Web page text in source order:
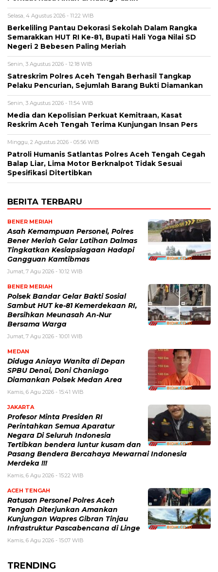
Selasa, 4 Agustus 2026 - 11:22 WIB
Berkeliling Pantau Dekorasi Sekolah Dalam Rangka
Semarakkan HUT RI Ke-81, Bupati Hali Yoga Nilai SD
Negeri 2 Bebesen Paling Meriah
Senin, 3 Agustus 2026 - 12:18 WIB
Satreskrim Polres Aceh Tengah Berhasil Tangkap
Pelaku Pencurian, Sejumlah Barang Bukti Diamankan
Senin, 3 Agustus 2026 - 11:54 WIB
Media dan Kepolisian Perkuat Kemitraan, Kasat
Reskrim Aceh Tengah Terima Kunjungan Insan Pers
Minggu, 2 Agustus 2026 - 05:56 WIB
Patroli Humanis Satlantas Polres Aceh Tengah Cegah
Balap Liar, Lima Motor Berknalpot Tidak Sesuai
Spesifikasi Ditertibkan
BERITA TERBARU
BENER MERIAH
Asah Kemampuan Personel, Polres
Bener Meriah Gelar Latihan Dalmas
Tingkatkan Kesiapsiagaan Hadapi
Gangguan Kamtibmas
Jumat, 7 Agu 2026 - 10:12 WIB
BENER MERIAH
Polsek Bandar Gelar Bakti Sosial
Sambut HUT ke-81 Kemerdekaan RI,
Bersihkan Meunasah An-Nur
Bersama Warga
Jumat, 7 Agu 2026 - 10:01 WIB
MEDAN
Diduga Aniaya Wanita di Depan
SPBU Denai, Doni Chaniago
Diamankan Polsek Medan Area
Kamis, 6 Agu 2026 - 15:41 WIB
JAKARTA
Profesor Minta Presiden RI
Perintahkan Semua Aparatur
Negara Di Seluruh Indonesia
Tertibkan bendera luntur kusam dan
Pasang Bendera Bercahaya Mewarnai Indonesia
Merdeka !!!
Kamis, 6 Agu 2026 - 15:22 WIB
ACEH TENGAH
Ratusan Personel Polres Aceh
Tengah Diterjunkan Amankan
Kunjungan Wapres Gibran Tinjau
Infrastruktur Pascabencana di Linge
Kamis, 6 Agu 2026 - 15:07 WIB
TRENDING